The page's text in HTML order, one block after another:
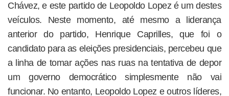
Chávez, e este partido de Leopoldo Lopez é um destes
veículos. Neste momento, até mesmo a liderança
anterior do partido, Henrique Caprilles, que foi o
candidato para as eleições presidenciais, percebeu que
a linha de tomar ações nas ruas na tentativa de depor
um governo democrático simplesmente não vai
funcionar. No entanto, Leopoldo Lopez e outros líderes,